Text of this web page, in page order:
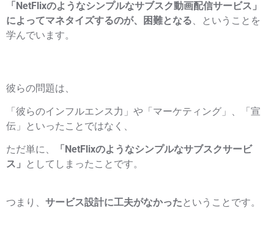
「NetFlixのようなシンプルなサブスク動画配信サービス」
によってマネタイズするのが、困難となる、ということを
学んでいます。
彼らの問題は、
「彼らのインフルエンス力」や「マーケティング」、「宣
伝」といったことではなく、
ただ単に、
「NetFlixのようなシンプルなサブスクサービ
ス」
としてしまったことです。
つまり、 サービス設計に工夫がなかった ということです。